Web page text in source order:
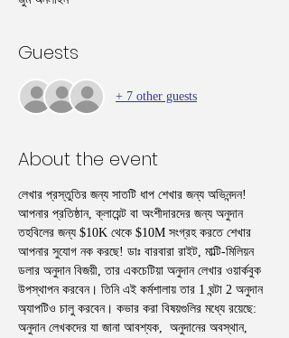
Guests
+ 7 other guests
About the event
লেখার প্রস্তুতির জন্য সাতটি ধাপ শেখার জন্য অভিনন্দন!
আপনার প্রতিষ্ঠান, ক্লায়েন্ট বা অংশীদারদের জন্য অনুদান
তহবিলের জন্য $10K থেকে $10M সংগ্রহ করতে শেখার
আপনার সুযোগ নক করছে! ডাঃ বারবারা রাইট, মাল্টি-মিলিয়ন
ডলার অনুদান বিজয়ী, তার একচেটিয়া অনুদান লেখার ওয়ার্কবুক
উপস্থাপন করবেন। তিনি এই কর্মশালায় তার 1 ঘন্টা 2 অনুদান
অ্যাপটিও চালু করবেন। কভার করা বিষয়গুলির মধ্যে রয়েছে:
অনুদান লেখকদের যা জানা আবশ্যক,  অনুদানের অবস্থান,